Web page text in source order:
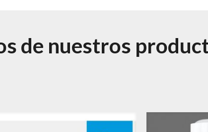
de nuestros